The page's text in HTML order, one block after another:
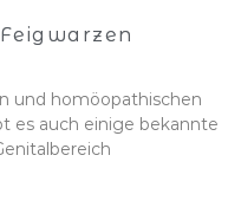
und homöopathischen
es auch einige bekannte